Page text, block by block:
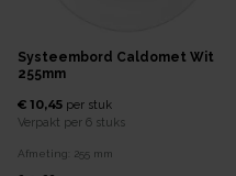
Systeembord Caldomet Wit
255mm
€ 10,45 per stuk
Verpakt per 6 stuks
Afmeting: 255 mm